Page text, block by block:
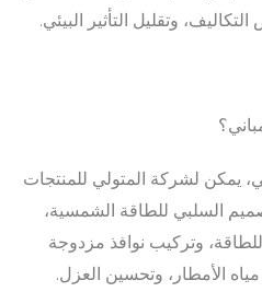
وتقليل التأثير البيئي.
يمكن لشركة المتولي للمنتجات
السلبي للطاقة الشمسية،
للطاقة، وتركيب نوافذ مزدوجة
الأمطار، وتحسين العزل.